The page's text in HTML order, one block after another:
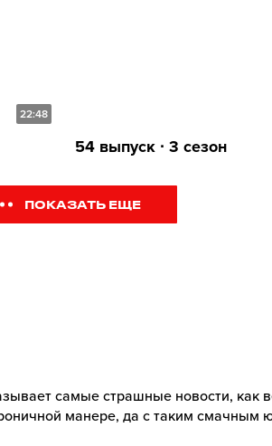
22:48
54 выпуск ∙ 3 сезон
ПОКАЗАТЬ ЕЩЕ
самые страшные новости, как
манере, да с таким смачным